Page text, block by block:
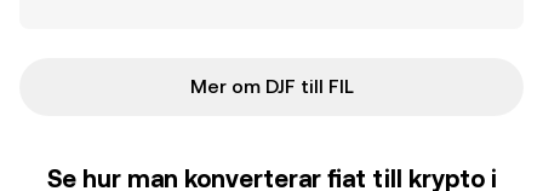
Mer om DJF till FIL
Se hur man konverterar fiat till krypto i